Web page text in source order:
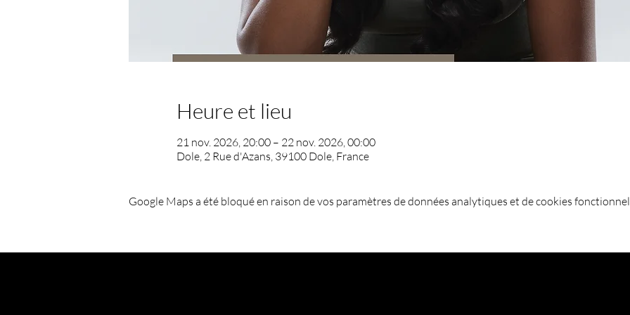
Heure et lieu
21 nov. 2026, 20:00 – 22 nov. 2026, 00:00
Dole, 2 Rue d'Azans, 39100 Dole, France
Google Maps a été bloqué en raison de vos paramètres de données analytiques et de cookies